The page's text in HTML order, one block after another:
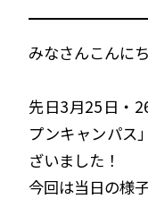
みなさんこんに
先日3月25日・
プンキャンパス
ざいました！
今回は当日の様